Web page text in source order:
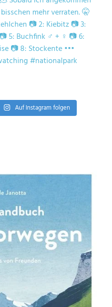
Auf Instagram folgen